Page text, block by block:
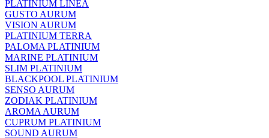
PLATINIUM LINEA
GUSTO AURUM
VISION AURUM
PLATINIUM TERRA
PALOMA PLATINIUM
MARINE PLATINIUM
SLIM PLATINIUM
BLACKPOOL PLATINIUM
SENSO AURUM
ZODIAK PLATINIUM
AROMA AURUM
CUPRUM PLATINIUM
SOUND AURUM